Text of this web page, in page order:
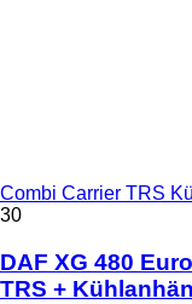
Combi Carrier TRS
30
DAF XG 480
TRS +